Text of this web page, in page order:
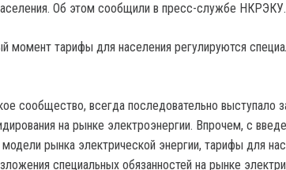
Об этом сообщили в пресс-службе НКРЭКУ.
момент тарифы для населения регулируются
сообщество, всегда последовательно выступало
на рынке электроэнергии. Впрочем, с
рынка электрической энергии, тарифы для
специальных обязанностей на рынке